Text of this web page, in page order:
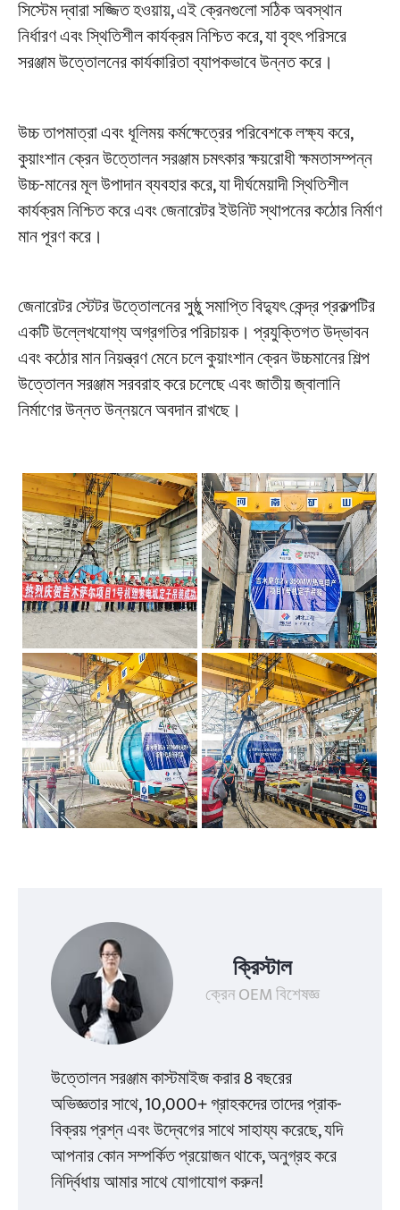
সিস্টেম দ্বারা সজ্জিত হওয়ায়, এই ক্রেনগুলো সঠিক অবস্থান
নির্ধারণ এবং স্থিতিশীল কার্যক্রম নিশ্চিত করে, যা বৃহৎ পরিসরে
সরঞ্জাম উত্তোলনের কার্যকারিতা ব্যাপকভাবে উন্নত করে।
উচ্চ তাপমাত্রা এবং ধূলিময় কর্মক্ষেত্রের পরিবেশকে লক্ষ্য করে,
কুয়াংশান ক্রেন উত্তোলন সরঞ্জাম চমৎকার ক্ষয়রোধী ক্ষমতাসম্পন্ন
উচ্চ-মানের মূল উপাদান ব্যবহার করে, যা দীর্ঘমেয়াদী স্থিতিশীল
কার্যক্রম নিশ্চিত করে এবং জেনারেটর ইউনিট স্থাপনের কঠোর নির্মাণ
মান পূরণ করে।
জেনারেটর স্টেটর উত্তোলনের সুষ্ঠু সমাপ্তি বিদ্যুৎ কেন্দ্র প্রকল্পটির
একটি উল্লেখযোগ্য অগ্রগতির পরিচায়ক। প্রযুক্তিগত উদ্ভাবন
এবং কঠোর মান নিয়ন্ত্রণ মেনে চলে কুয়াংশান ক্রেন উচ্চমানের শিল্প
উত্তোলন সরঞ্জাম সরবরাহ করে চলেছে এবং জাতীয় জ্বালানি
নির্মাণের উন্নত উন্নয়নে অবদান রাখছে।
ক্রিস্টাল
ক্রেন OEM বিশেষজ্ঞ
উত্তোলন সরঞ্জাম কাস্টমাইজ করার 8 বছরের
অভিজ্ঞতার সাথে, 10,000+ গ্রাহকদের তাদের প্রাক-
বিক্রয় প্রশ্ন এবং উদ্বেগের সাথে সাহায্য করেছে, যদি
আপনার কোন সম্পর্কিত প্রয়োজন থাকে, অনুগ্রহ করে
নির্দ্বিধায় আমার সাথে যোগাযোগ করুন!